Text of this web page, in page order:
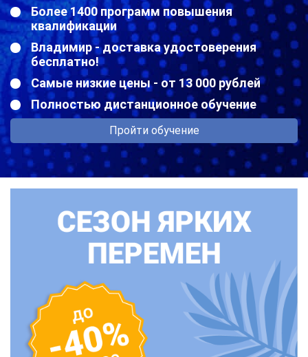
Более 1400 программ повышения
квалификации
Владимир - доставка удостоверения
бесплатно!
Самые низкие цены - от 13 000 рублей
Полностью дистанционное обучение
Пройти обучение